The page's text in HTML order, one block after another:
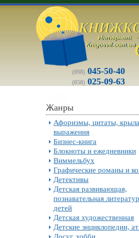
(098) 045-50-40
(050) 025-09-63
Жанры
Афоризмы, цитаты,
выражения
Бизнес-книга
Блокноты и ежедневники
Виммельбух
Графические романы и
Детективы
Детская развивающая,
познавательная
детей
Детская художественная
Детские энциклопедии,
Досуг, хобби